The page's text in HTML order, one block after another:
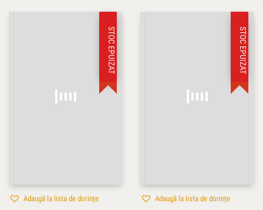
STOC EPUIZAT
Adaugă la lista de dorințe
STOC EPUIZAT
Adaugă la lista de dorințe